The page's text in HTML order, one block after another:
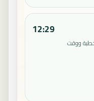
ووقت
12:29